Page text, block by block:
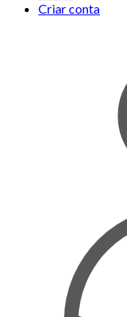
Criar conta